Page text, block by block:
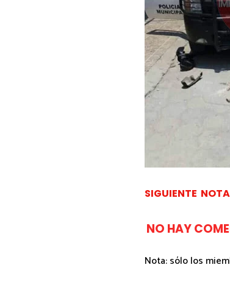
SIGUIENTE NOTA
NO HAY
Nota: sólo los